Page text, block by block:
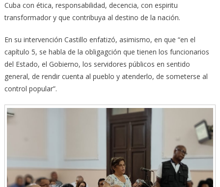
Cuba con ética, responsabilidad, decencia, con espiritu
transformador y que contribuya al destino de la nación.
En su intervención Castillo enfatizó, asimismo, en que “en el
capítulo 5, se habla de la obligagción que tienen los funcionarios
del Estado, el Gobierno, los servidores públicos en sentido
general, de rendir cuenta al pueblo y atenderlo, de someterse al
control popular”.